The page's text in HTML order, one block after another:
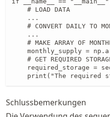
    # LOAD DATA
    ...
# CONVERT DAILY TO
    ...
# MAKE ARRAY OF
monthly_supply =
# GET REQUIRED
required_storage =
print("The required
Schlussbemerkungen